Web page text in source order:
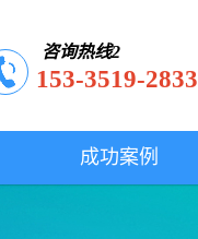
咨询热线2
153-3519-2833
成功案例